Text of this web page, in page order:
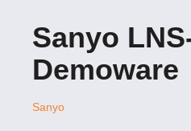
Sanyo
Demoware
Sanyo